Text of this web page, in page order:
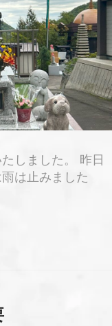
しました。 昨日
は止みました